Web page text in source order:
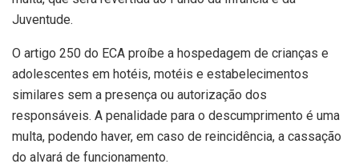
Juventude.
O artigo 250 do ECA proíbe a hospedagem de crianças e
adolescentes em hotéis, motéis e estabelecimentos
similares sem a presença ou autorização dos
responsáveis. A penalidade para o descumprimento é uma
multa, podendo haver, em caso de reincidência, a cassação
do alvará de funcionamento.